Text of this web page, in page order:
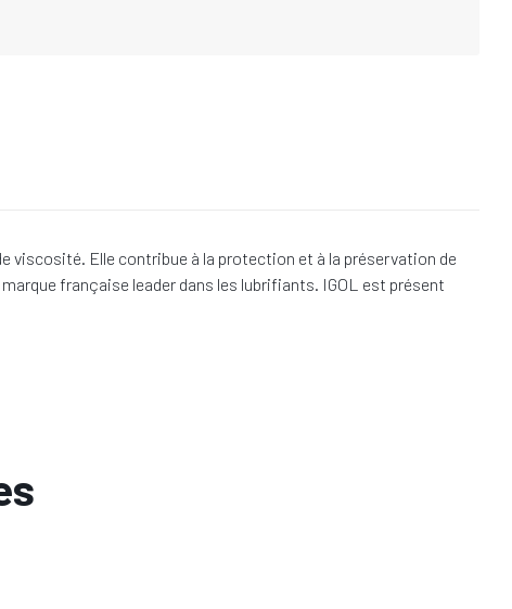
viscosité. Elle contribue à la protection et à la préservation de
française leader dans les lubrifiants. IGOL est présent